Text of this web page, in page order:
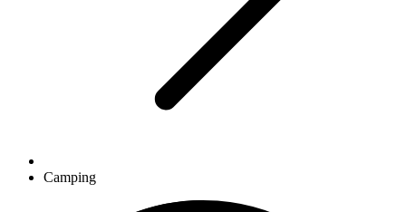
Camping